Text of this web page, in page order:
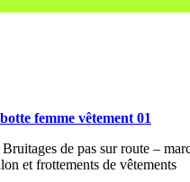
femme vêtement 01
de pas sur route –
et frottements de vêtements